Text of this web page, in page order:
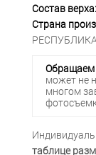
Состав верха:
Страна
Обращаем
может не
многом
таблице